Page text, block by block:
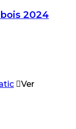
2024
Ver